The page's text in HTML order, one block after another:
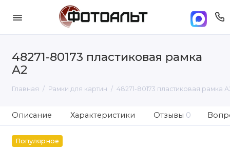
48271-80173 пластиковая рамка
А2
Главная Рамки для картин 48271-80173 пластиковая рамка
Описание Характеристики Отзывы 0
Популярное